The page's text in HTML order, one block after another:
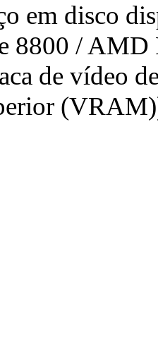
em disco
8800 / AMD
de vídeo